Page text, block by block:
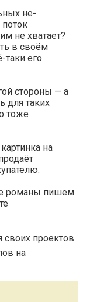
не-
не хватает?
в своём
таки его
стороны — а
для таких
тоже
на
романы пишем
своих проектов
на